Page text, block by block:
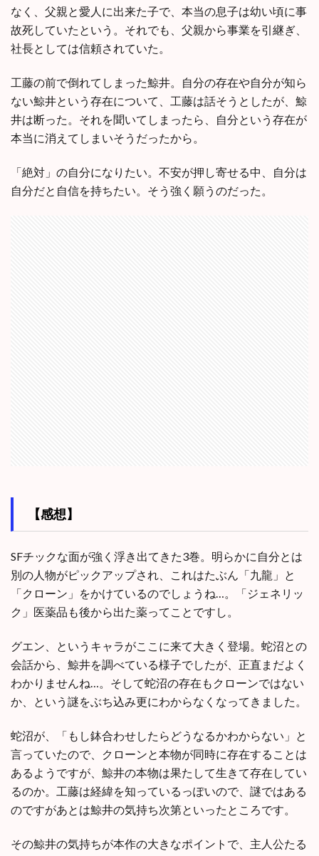
なく、父親と愛人に出来た子で、本当の息子は幼い頃に事
故死していたという。それでも、父親から事業を引継ぎ、
社長としては信頼されていた。
工藤の前で倒れてしまった鯨井。自分の存在や自分が知ら
ない鯨井という存在について、工藤は話そうとしたが、鯨
井は断った。それを聞いてしまったら、自分という存在が
本当に消えてしまいそうだったから。
「絶対」の自分になりたい。不安が押し寄せる中、自分は
自分だと自信を持ちたい。そう強く願うのだった。
【感想】
SFチックな面が強く浮き出てきた3巻。明らかに自分とは
別の人物がピックアップされ、これはたぶん「九龍」と
「クローン」をかけているのでしょうね…。「ジェネリッ
ク」医薬品も後から出た薬ってことですし。
グエン、というキャラがここに来て大きく登場。蛇沼との
会話から、鯨井を調べている様子でしたが、正直まだよく
わかりませんね…。そして蛇沼の存在もクローンではない
か、という謎をぶち込み更にわからなくなってきました。
蛇沼が、「もし鉢合わせしたらどうなるかわからない」と
言っていたので、クローンと本物が同時に存在することは
あるようですが、鯨井の本物は果たして生きて存在してい
るのか。工藤は経緯を知っているっぽいので、謎ではある
のですがあとは鯨井の気持ち次第といったところです。
その鯨井の気持ちが本作の大きなポイントで、主人公たる